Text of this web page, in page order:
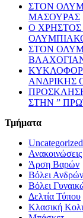
ΣΤΟΝ
ΜΑΣΟΥΡΑΣ
Ο ΧΡΗΣΤΟΣ
ΣΤΟΝ
ΑΝΔΡΙΚΗΣ
ΣΤΗΝ ”
Τμήματα
Uncategorized
Ανακοινώσεις
Άρση Βαρών
Βόλει Ανδρών
Βόλει
Δελτία Τύπου
Κλασική